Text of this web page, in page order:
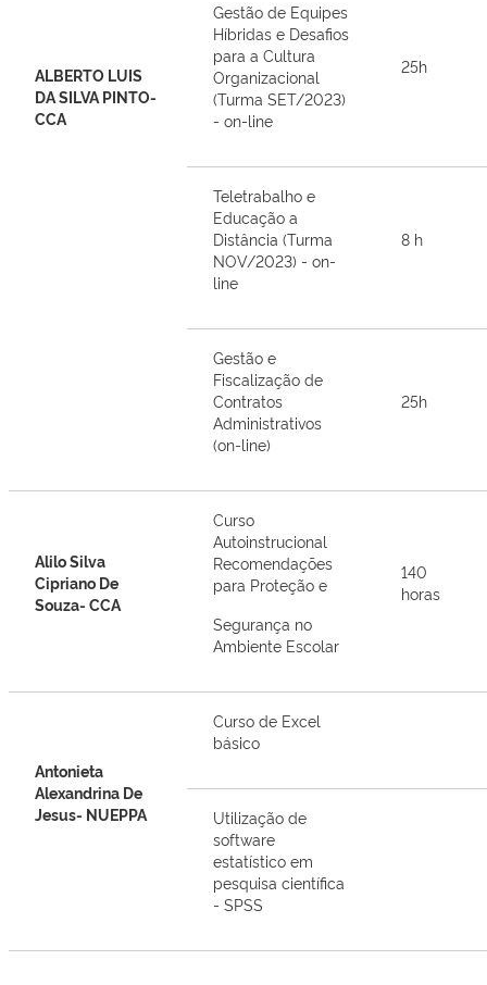
ALBERTO LUIS
DA SILVA PINTO-
CCA
Gestão de Equipes
Híbridas e Desafios
para a Cultura
Organizacional
(Turma SET/2023)
- on-line
25h
Teletrabalho e
Educação a
Distância (Turma
NOV/2023) - on-
line
8 h
Gestão e
Fiscalização de
Contratos
Administrativos
(on-line)
25h
Alilo Silva
Cipriano De
Souza- CCA
Curso
Autoinstrucional
Recomendações
para Proteção e
Segurança no
Ambiente Escolar
140
horas
Antonieta
Alexandrina De
Jesus- NUEPPA
Curso de Excel
básico
Utilização de
software
estatístico em
pesquisa científica
- SPSS